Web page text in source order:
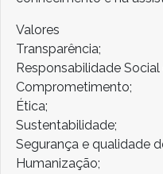
Valores
Transparência;
Responsabilidade
Comprometimento;
Ética;
Sustentabilidade;
Segurança e qualidade
Humanização;